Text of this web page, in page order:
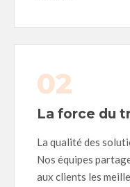
02
La force du
La qualité des
Nos équipes
aux clients les